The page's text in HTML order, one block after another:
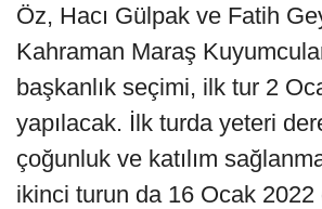
Öz, Hacı Gülpak ve Fatih
Kahraman Maraş
başkanlık seçimi, ilk tur 2
yapılacak. İlk turda yeteri
çoğunluk ve katılım
ikinci turun da 16 Ocak 2022